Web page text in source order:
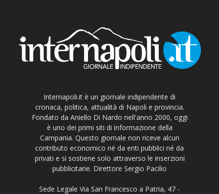
Internapoli.it è un giornale indipendente di
cronaca, politica, attualità di Napoli e provincia.
Fondato da Aniello Di Nardo nell'anno 2000, oggi
è uno dei primi siti di informazione della
Campania. Questo giornale non riceve alcun
contributo economico né da enti pubblici né da
privati e si sostiene solo attraverso le inserzioni
pubblicitarie. Direttore Sergio Pacilio
Sede Legale Via San Francesco a Patria, 47 -